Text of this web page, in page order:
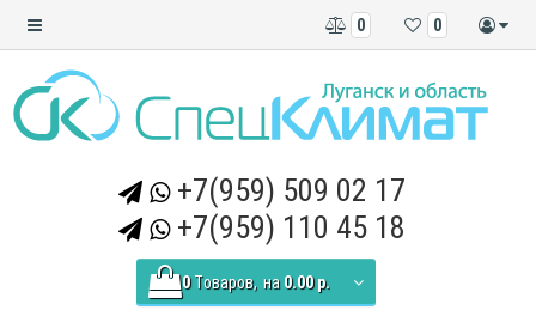
0
0
+7(959) 509 02 17
+7(959) 110 45 18
0 Tоваров, на 0.00 р.